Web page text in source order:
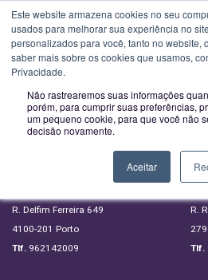
Este website armazena cookies no seu
usados ​​para melhorar sua experiência no
personalizados para você, tanto no website,
saber mais sobre os cookies que usamos,
Privacidade.
Não rastrearemos suas informações
porém, para cumprir suas preferências,
um pequeno cookie, para que você não
decisão novamente.
Aceitar
Novo horário a partir de 01-02-2023:
13H00 e das 14H00
SUBSCREVA A NOSSA
R. Delfim Ferreira 649
4100-201 Porto
Tlf. 962142009
R.
Tlf.